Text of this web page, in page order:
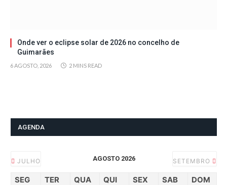
Onde ver o eclipse solar de 2026 no concelho de
Guimarães
6 AGOSTO, 2026 2 MINS READ
AGENDA
JULHO AGOSTO 2026 SETEMBRO
SEG TER QUA QUI SEX SAB DOM